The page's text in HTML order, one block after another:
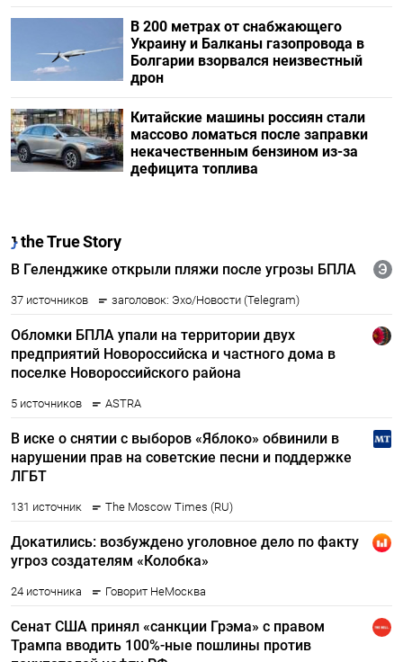
В 200 метрах от снабжающего
Украину и Балканы газопровода в
Болгарии взорвался неизвестный
дрон
Китайские машины россиян стали
массово ломаться после заправки
некачественным бензином из-за
дефицита топлива